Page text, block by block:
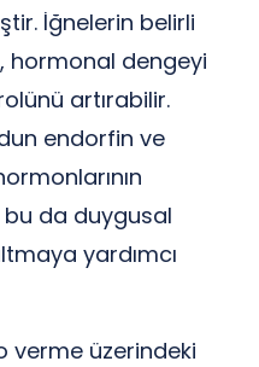
İğnelerin belirli
hormonal dengeyi
artırabilir.
endorfin ve
bu da duygusal
yardımcı
verme üzerindeki